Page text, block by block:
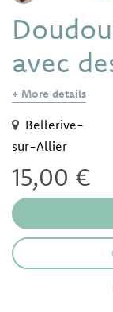
Doudou étiquettes carré
avec
+ More details
Bellerive-
sur-Allier
15,00 €